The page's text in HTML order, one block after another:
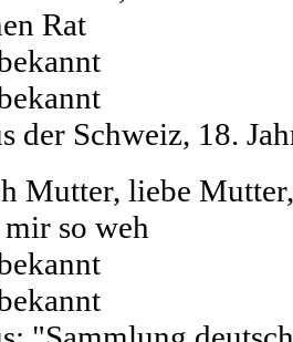
Rat
der Schweiz, 18.
Mutter, liebe
so weh